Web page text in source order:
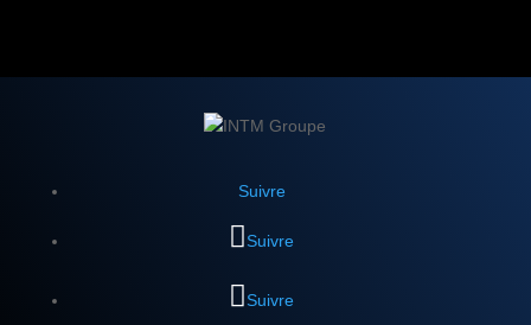
Suivre
Suivre
Suivre